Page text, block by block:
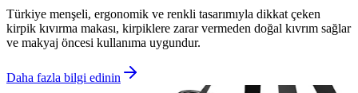
Türkiye menşeli, ergonomik ve renkli tasarımıyla dikkat çeken
kirpik kıvırma makası, kirpiklere zarar vermeden doğal kıvrım sağlar
ve makyaj öncesi kullanıma uygundur.
Daha fazla bilgi edinin